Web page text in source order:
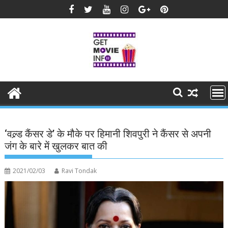
to
‘वल्र्ड कैंसर डे’ के मौके पर हिमानी शिवपुरी ने कैंसर से अपनी
जंग के बारे में खुलकर बात की
2021/02/03 Ravi Tondak